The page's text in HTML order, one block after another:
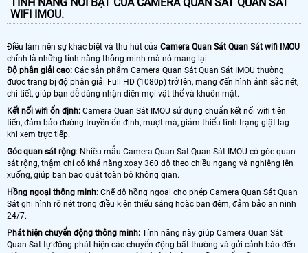
WIFI IMOU.
Điều làm nên sự khác biệt và thu hút của Camera Quan Sát Quan Sát wifi IMOU
chính là những tính năng thông minh mà nó mang lại:
Độ phân giải cao: Các sản phẩm Camera Quan Sát Quan Sát IMOU thường
được trang bị độ phân giải Full HD (1080p) trở lên, mang đến hình ảnh sắc nét,
chi tiết, giúp bạn dễ dàng nhận diện mọi vật thể và khuôn mặt.
Kết nối wifi ổn định: Camera Quan Sát IMOU sử dụng chuẩn kết nối wifi tiên
tiến, đảm bảo đường truyền ổn định, mượt mà, giảm thiểu tình trạng giật lag
khi xem trực tiếp.
Góc quan sát rộng: Nhiều mẫu Camera Quan Sát Quan Sát IMOU có góc quan
sát rộng, thậm chí có khả năng xoay 360 độ theo chiều ngang và nghiêng lên
xuống, giúp bạn bao quát toàn bộ không gian.
Hồng ngoại thông minh: Chế độ hồng ngoại cho phép Camera Quan Sát Quan
Sát ghi hình rõ nét trong điều kiện thiếu sáng hoặc ban đêm, đảm bảo an ninh
24/7.
Phát hiện chuyển động thông minh: Tính năng này giúp Camera Quan Sát
Quan Sát tự động phát hiện các chuyển động bất thường và gửi cảnh báo đến